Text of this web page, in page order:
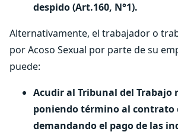
despido (Art.160, N°1).
Alternativamente, el trabajador o
por Acoso Sexual por parte de su
puede:
Acudir al Tribunal del Trabajo
poniendo término al contrato
demandando el pago de las